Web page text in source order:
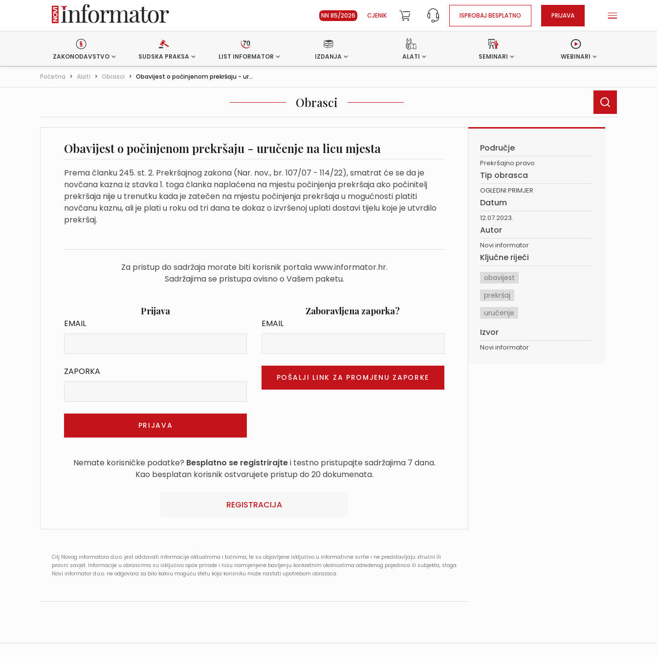
NN 85/2026 CJENIK ISPROBAJ BESPLATNO PRIJAVA
ZAKONODAVSTVO SUDSKA PRAKSA LIST INFORMATOR IZDANJA ALATI SEMINARI WEBINARI
Početna > Alati > Obrasci > Obavijest o počinjenom prekršaju - ur...
Obrasci
Obavijest o počinjenom prekršaju - uručenje na licu mjesta
Prema članku 245. st. 2. Prekršajnog zakona (Nar. nov., br. 107/07 - 114/22), smatrat će se da je
novčana kazna iz stavka 1. toga članka naplaćena na mjestu počinjenja prekršaja ako počinitelj
prekršaja nije u trenutku kada je zatečen na mjestu počinjenja prekršaja u mogućnosti platiti
novčanu kaznu, ali je plati u roku od tri dana te dokaz o izvršenoj uplati dostavi tijelu koje je utvrdilo
prekršaj.
Za pristup do sadržaja morate biti korisnik portala www.informator.hr.
Sadržajima se pristupa ovisno o Vašem paketu.
Prijava
EMAIL
ZAPORKA
Zaboravljena zaporka?
EMAIL
Nemate korisničke podatke? Besplatno se registrirajtei testno pristupajte sadržajima 7 dana.
Kao besplatan korisnik ostvarujete pristup do 20 dokumenata.
REGISTRACIJA
Cilj Novog informatora d.o.o. jest održavati informacije aktualnima i točnima, te su objavljene isključivo u informativne svrhe i ne predstavljaju stručni ili
pravni savjet. Informacije u obrascima su isključivo opće prirode i nisu namijenjene bavljenju konkretnim okolnostima određenog pojedinca ili subjekta, stoga
Novi informator d.o.o. ne odgovara za bilo kakvu moguću štetu koja korisniku može nastati upotrebom obrazaca.
Područje
Prekršajno pravo
Tip obrasca
OGLEDNI PRIMJER
Datum
12.07.2023.
Autor
Novi informator
Ključne riječi
obavijest
prekršaj
uručenje
Izvor
Novi informator